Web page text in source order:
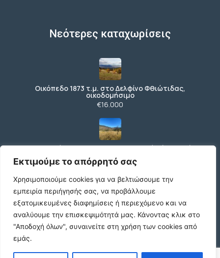
Εκτιμούμε το απόρρητό σας
Χρησιμοποιούμε cookies για να βελτιώσουμε την
εμπειρία περιήγησής σας, να προβάλλουμε
εξατομικευμένες διαφημίσεις ή περιεχόμενο και να
αναλύουμε την επισκεψιμότητά μας. Κάνοντας κλικ στο
"Αποδοχή όλων", συναινείτε στη χρήση των cookies από
εμάς.
Νεότερες καταχωρίσεις
Οικόπεδο 1873 τ.μ. στο Δελφίνο Φθιώτιδας,
οικοδομήσιμο
€16.000
Αγροτεμάχιο 338 τ.μ. με πανοραμική θέα κοντά
στην Αράχωβα
€2.500
Ενοικίαση
€480 /μήνα